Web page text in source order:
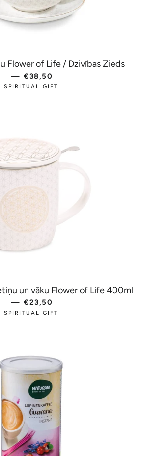
Flower of Life / Dzivības Zieds
— PARASTĀ CENA
€38,50
SPIRITUAL GIFT
un vāku Flower of Life 400ml
— PARASTĀ CENA
€23,50
SPIRITUAL GIFT